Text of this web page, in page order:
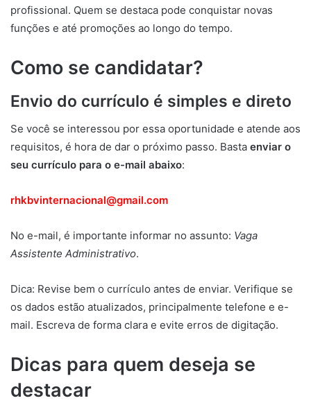
profissional. Quem se destaca pode conquistar novas
funções e até promoções ao longo do tempo.
Como se candidatar?
Envio do currículo é simples e direto
Se você se interessou por essa oportunidade e atende aos
requisitos, é hora de dar o próximo passo. Basta enviar o
seu currículo para o e-mail abaixo:
rhkbvinternacional@gmail.com
No e-mail, é importante informar no assunto: Vaga
Assistente Administrativo.
Dica: Revise bem o currículo antes de enviar. Verifique se
os dados estão atualizados, principalmente telefone e e-
mail. Escreva de forma clara e evite erros de digitação.
Dicas para quem deseja se
destacar